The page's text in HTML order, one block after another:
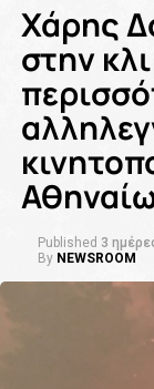
Χάρης
στην
Published 3
By NEWSROOM